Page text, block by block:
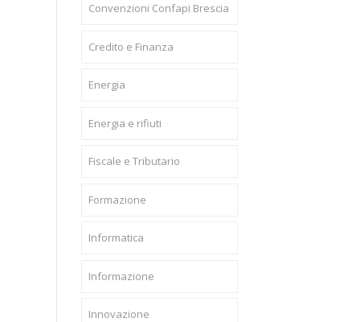
Convenzioni Confapi Brescia
Credito e Finanza
Energia
Energia e rifiuti
Fiscale e Tributario
Formazione
Informatica
Informazione
Innovazione